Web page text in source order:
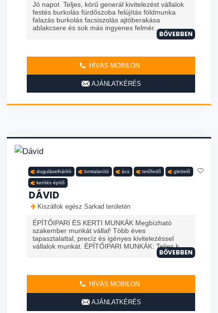
Jó napot Teljes, körű generál kivitelezést vállalok
festés burkolás fürdőszoba felújítás földmunka
falazás burkolás facsiszolás ajtóberakása
ablakcsere és sok más ingyenes felmér...
BŐVEBBEN
HÍVÁS MOBILON
AJÁNLATKÉRÉS
duguláselhárító lomtalanító ács tetőfedő glettelő
kerítés építő
DÁVID
Kiszállok egész Sarkad területén
ÉPÍTŐIPARI ÉS KERTI MUNKÁK Megbízható
szakember munkát vállal! Több éves
tapasztalattal, precíz és igényes kivitelezéssel
vállalok munkát. ÉPÍTŐIPARI MUNKÁK: Teljes k...
BŐVEBBEN
HÍVÁS MOBILON
AJÁNLATKÉRÉS